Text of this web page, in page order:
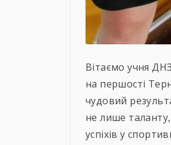
Вітаємо учня
на першості
чудовий
не лише
успіхів у